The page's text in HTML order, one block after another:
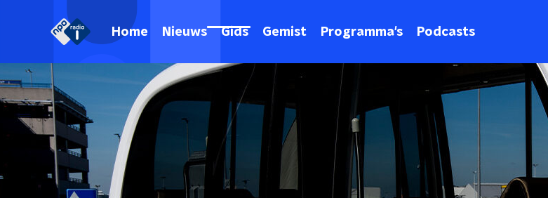
Home Nieuws Gids Gemist Programma's Podcasts